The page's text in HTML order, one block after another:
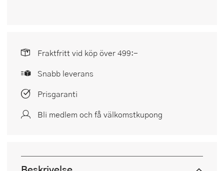
Fraktfritt vid köp över 499:-
Snabb leverans
Prisgaranti
Bli medlem och få välkomstkupong